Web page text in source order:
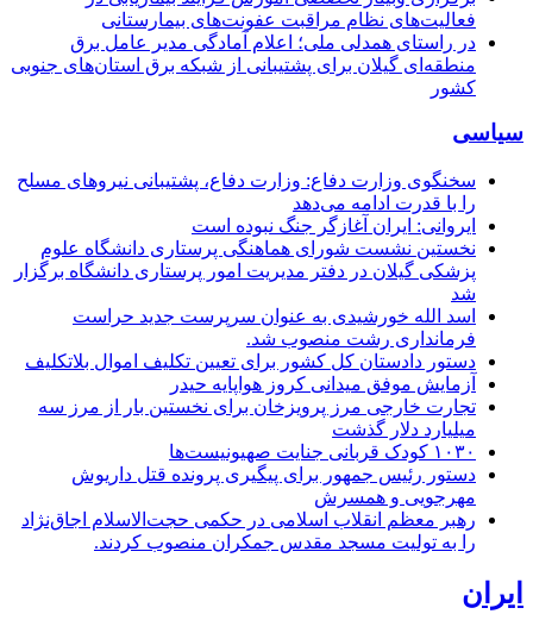
فعالیت‌های نظام مراقبت عفونت‌های بیمارستانی
در راستای همدلی ملی؛ اعلام آمادگی مدیر عامل برق
منطقه‌ای گیلان برای پشتیبانی از شبكه برق استان‌های جنوبی
كشور
سیاسی
سخنگوی وزارت دفاع: وزارت دفاع، پشتیبانی نیرو‌های مسلح
را با قدرت ادامه می‌دهد
ایروانی: ایران آغازگر جنگ نبوده است
نخستین نشست شورای هماهنگی پرستاری دانشگاه علوم
پزشکی گیلان در دفتر مدیریت امور پرستاری دانشگاه برگزار
شد
اسد الله خورشیدی به عنوان سرپرست جدید حراست
فرمانداری رشت منصوب شد.
دستور دادستان کل کشور برای تعیین تکلیف اموال بلاتکلیف
آزمایش موفق میدانی کروز هواپایه حیدر
تجارت خارجی مرز پرویزخان برای نخستین بار از مرز سه
میلیارد دلار گذشت
۱۰۳۰ کودک قربانی جنایت صهیونیست‌ها
دستور رئیس جمهور برای پیگیری پرونده قتل داریوش
مهرجویی و همسرش
رهبر معظم انقلاب اسلامی در حکمی حجت‌الاسلام اجاق‌نژاد
را به تولیت مسجد مقدس جمکران منصوب کردند.
ایران